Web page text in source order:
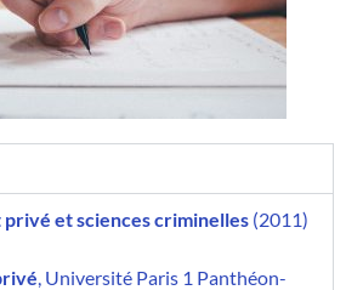
et sciences criminelles (2011)
, Université Paris 1 Panthéon-